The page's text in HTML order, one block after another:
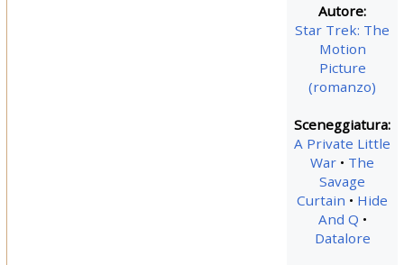
Autore:
Star Trek: The
Motion
Picture
(romanzo)
Sceneggiatura:
A Private Little
War
The
Savage
Curtain
Hide
And Q
Datalore